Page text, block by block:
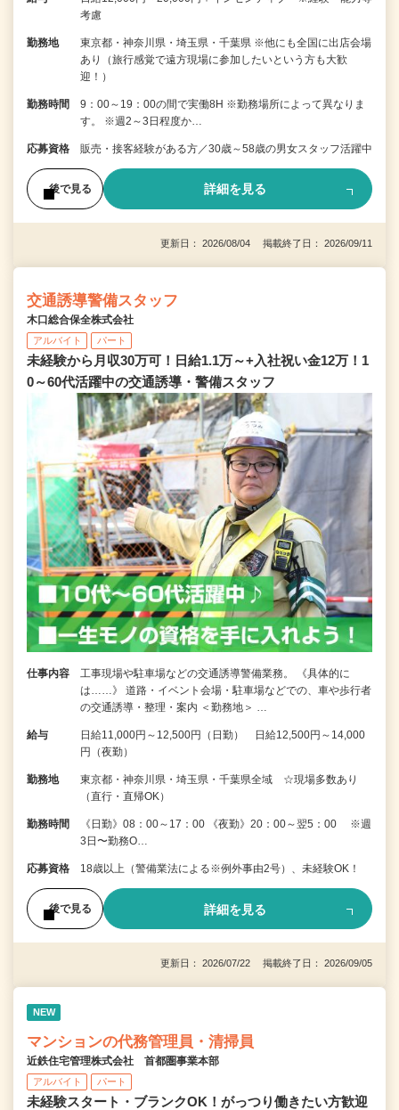
考慮
勤務地
東京都・神奈川県・埼玉県・千葉県 ※他にも全国に出店会場
あり（旅行感覚で遠方現場に参加したいという方も大歓
迎！）
勤務時間
9：00～19：00の間で実働8H ※勤務場所によって異なりま
す。 ※週2～3日程度か…
応募資格 販売・接客経験がある方／30歳～58歳の男女スタッフ活躍中
後で見る 詳細を見る
更新日： 2026/08/04 掲載終了日： 2026/09/11
交通誘導警備スタッフ
木口総合保全株式会社
アルバイト パート
未経験から月収30万可！日給1.1万～+入社祝い金12万！1
0～60代活躍中の交通誘導・警備スタッフ
仕事内容
工事現場や駐車場などの交通誘導警備業務。 《具体的に
は……》 道路・イベント会場・駐車場などでの、車や歩行者
の交通誘導・整理・案内 ＜勤務地＞ …
給与
日給11,000円～12,500円（日勤） 日給12,500円～14,000
円（夜勤）
勤務地
東京都・神奈川県・埼玉県・千葉県全域 ☆現場多数あり
（直行・直帰OK）
勤務時間
《日勤》08：00～17：00 《夜勤》20：00～翌5：00 ※週
3日〜勤務O…
応募資格 18歳以上（警備業法による※例外事由2号）、未経験OK！
後で見る 詳細を見る
更新日： 2026/07/22 掲載終了日： 2026/09/05
NEW
マンションの代務管理員・清掃員
近鉄住宅管理株式会社 首都圏事業本部
アルバイト パート
未経験スタート・ブランクOK！がっつり働きたい方歓迎